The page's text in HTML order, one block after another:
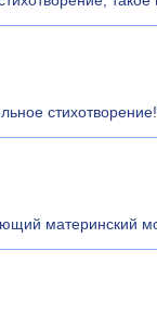
материнский